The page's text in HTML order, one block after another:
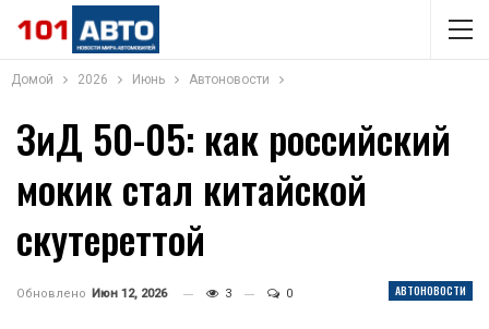
Домой 2026 Июнь Автоновости
ЗиД 50-05: как российский
мокик стал китайской
скутереттой
АВТОНОВОСТИ
Обновлено Июн 12, 2026 3 0